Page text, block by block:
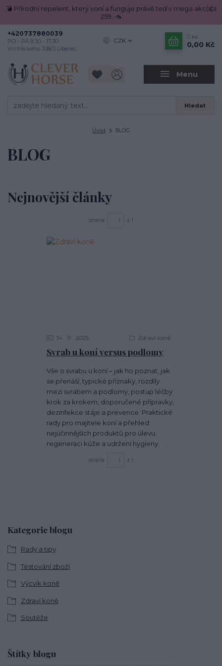
💣 Přírodní repelent, který voní a funguje právě teď v mega akci za
259,-🦟
Menu
CZK
Hledat
+420737880039
PO - PÁ 9.30 - 17.30
Vrchlického 338/3 Liberec
0 ks
0,00 Kč
Úvod BLOG
Kategorie blogu
Rady a tipy
Testování zboží
Výcvik koně
Zdraví koně
Soutěže
Štítky blogu
BLOG
Nejnovější články
strana z 1
Svrab u koní versus podlomy
14 11 2025 Zdraví koně
Vše o svrabu u koní – jak ho poznat, jak
se přenáší, typické příznaky, rozdíly
mezi svrabem a podlomy, postup léčby
krok za krokem, doporučené přípravky,
dezinfekce stáje a prevence. Praktické
rady pro majitele koní a přehled
nejúčinnějších produktů pro úlevu,
regeneraci kůže a udržení hygieny.
strana z 1